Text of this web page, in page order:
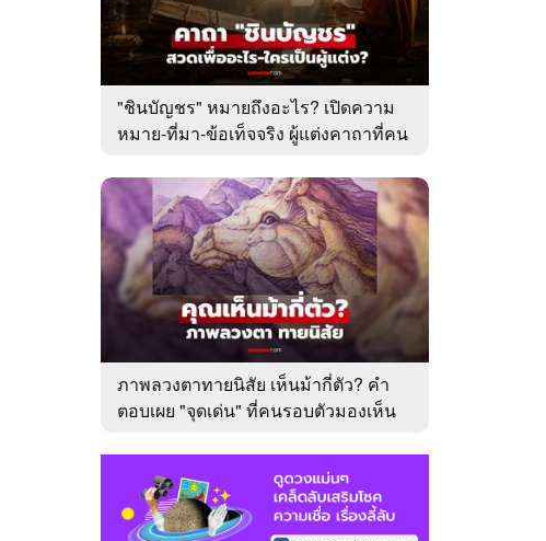
"ชินบัญชร" หมายถึงอะไร? เปิดความ
หมาย-ที่มา-ข้อเท็จจริง ผู้แต่งคาถาที่คน
ภาพลวงตาทายนิสัย เห็นม้ากี่ตัว? คำ
ตอบเผย "จุดเด่น" ที่คนรอบตัวมองเห็น